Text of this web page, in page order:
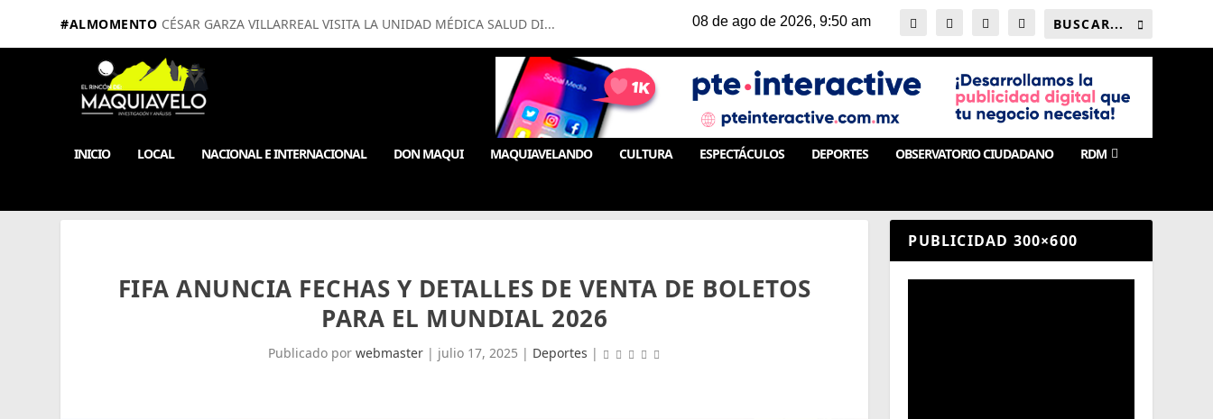
#ALMOMENTO CÉSAR GARZA VILLARREAL VISITA LA UNIDAD MÉDICA SALUD DI...
INICIO LOCAL NACIONAL E INTERNACIONAL DON MAQUI MAQUIAVELANDO CULTURA ESPECTÁCULOS DEPORTES OBSERVATORIO CIUDADANO RDM
FIFA ANUNCIA FECHAS Y DETALLES DE VENTA DE BOLETOS
PARA EL MUNDIAL 2026
Publicado por webmaster| julio 17, 2025 | Deportes |
PUBLICIDAD 300×600